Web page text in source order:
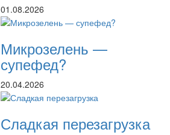
01.08.2026
Микрозелень —
супефед?
20.04.2026
Сладкая перезагрузка